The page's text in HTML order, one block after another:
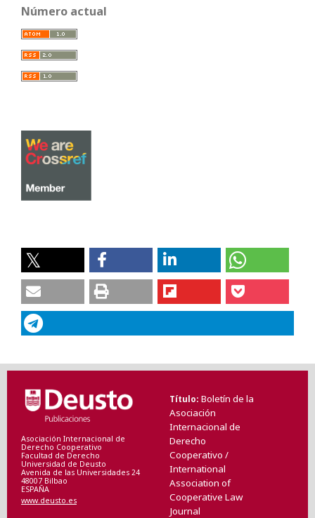
Número actual
Asociación Internacional de
Derecho Cooperativo
Facultad de Derecho
Universidad de Deusto
Avenida de las Universidades 24
48007 Bilbao
ESPAÑA
www.deusto.es
Título Boletín de la
Asociación
Internacional de
Derecho
Cooperativo /
International
Association of
Cooperative Law
Journal